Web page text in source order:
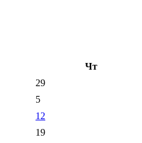
Чт
29
5
12
19